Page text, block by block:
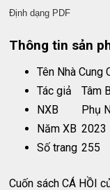
Định dạng
Thông tin sản
Tên Nhà Cung
Tác giả
Tâm
NXB
Phụ
Năm XB 2023
Số trang 255
Cuốn sách CÁ HỒI